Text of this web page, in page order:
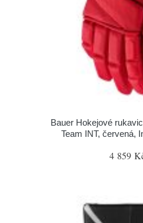
Bauer Hokejové
Team INT, červená,
4 859